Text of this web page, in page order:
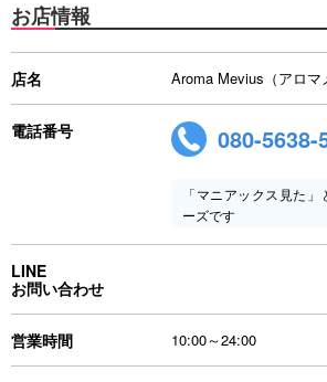
お店情報
店名 Aroma Mevius（アロマ
電話番号 080-5638-
「マニアックス見た
ーズです
LINE
お問い合わせ
営業時間 10:00～24:00